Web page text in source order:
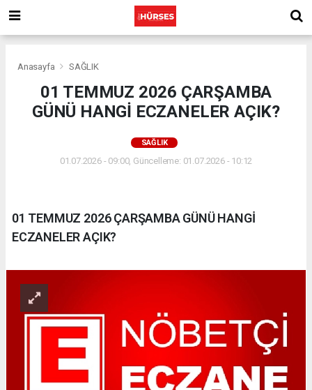
Anasayfa SAĞLIK
01 TEMMUZ 2026 ÇARŞAMBA
GÜNÜ HANGİ ECZANELER AÇIK?
SAĞLIK
01.07.2026 - 09:00, Güncelleme: 01.07.2026 - 10:12
01 TEMMUZ 2026 ÇARŞAMBA GÜNÜ HANGİ
ECZANELER AÇIK?